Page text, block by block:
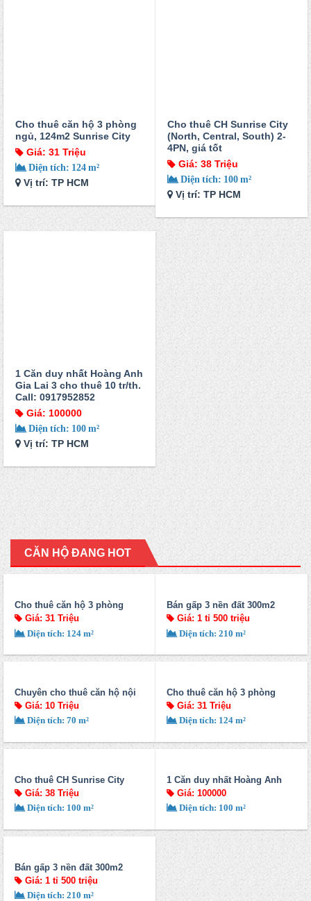
Cho thuê căn hộ 3 phòng
ngủ, 124m2 Sunrise City
Giá: 31 Triệu
Diện tích: 124 m²
Vị trí: TP HCM
Cho thuê CH Sunrise City
(North, Central, South) 2-
4PN, giá tốt
Giá: 38 Triệu
Diện tích: 100 m²
Vị trí: TP HCM
1 Căn duy nhất Hoàng Anh
Gia Lai 3 cho thuê 10 tr/th.
Call: 0917952852
Giá: 100000
Diện tích: 100 m²
Vị trí: TP HCM
CĂN HỘ ĐANG HOT
Cho thuê căn hộ 3 phòng
ngủ, 124m2 Areana
Giá: 31 Triệu
Diện tích: 124 m²
Bán gấp 3 nền đất 300m2
(18x25m)
Giá: 1 tỉ 500 triệu
Diện tích: 210 m²
Chuyên cho thuê căn hộ nội
khu Phú Mỹ Hưng, Q7 giá rẻ
Giá: 10 Triệu
Diện tích: 70 m²
Cho thuê căn hộ 3 phòng
ngủ, 124m2 Sunrise City
Giá: 31 Triệu
Diện tích: 124 m²
Cho thuê CH Sunrise City
(North, Central, South) 2-4PN,
giá tốt
Giá: 38 Triệu
Diện tích: 100 m²
1 Căn duy nhất Hoàng Anh
Gia Lai 3 cho thuê 10 tr/th.
Call: 0917952852
Giá: 100000
Diện tích: 100 m²
Bán gấp 3 nền đất 300m2
(15x23m), chỉ 500 triệu/nền,
CK ngay 4 chỉ vàng
Giá: 1 tỉ 500 triệu
Diện tích: 210 m²